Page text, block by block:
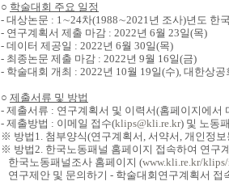
○ 학술대회 주요 일정
- 대상논문 : 1∼24차(1988∼2021년 조사)년도 한
- 연구계획서 제출 마감 : 2022년 6월 23일(목)
- 데이터 제공일 : 2022년 6월 30일(목)
- 최종논문 제출 마감 : 2022년 9월 16일(금)
- 학술대회 개최 : 2022년 10월 19일(수), 대한상공
○ 제출서류 및 방법
- 제출서류 : 연구계획서 및 이력서(홈페이지에서
- 제출방법 : 이메일 접수(klips@kli.re.kr) 및 노동
※ 방법1. 첨부양식(연구계획서, 서약서, 개인정
※ 방법2. 한국노동패널 홈페이지 접속하여 연구
한국노동패널조사 홈페이지 (www.kli.re.kr/
연구제안 및 문의하기 - 학술대회연구계획서 접